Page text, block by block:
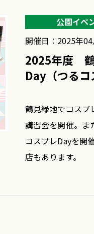
公園イベ
開催日：2025年
2025年度
Day（つる
鶴見緑地でコスプ
講習会を開催。ま
コスプレDayを開
店もあります。